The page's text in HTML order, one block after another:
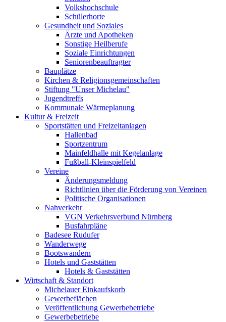
Volkshochschule
Schülerhorte
Gesundheit und Soziales
Ärzte und Apotheken
Sonstige Heilberufe
Soziale Einrichtungen
Seniorenbeauftragter
Bauplätze
Kirchen & Religionsgemeinschaften
Stiftung "Unser Michelau"
Jugendtreffs
Kommunale Wärmeplanung
Kultur & Freizeit
Sportstätten und Freizeitanlagen
Hallenbad
Sportzentrum
Mainfeldhalle mit Kegelanlage
Fußball-Kleinspielfeld
Vereine
Änderungsmeldung
Richtlinien über die Förderung von Vereinen
Politische Organisationen
Nahverkehr
VGN Verkehrsverbund Nürnberg
Busfahrpläne
Badesee Rudufer
Wanderwege
Bootswandern
Hotels und Gaststätten
Hotels & Gaststätten
Wirtschaft & Standort
Michelauer Einkaufskorb
Gewerbeflächen
Veröffentlichung Gewerbebetriebe
Gewerbebetriebe